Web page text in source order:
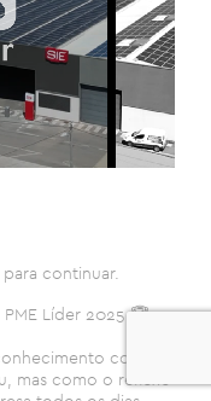
continuar.
Líder 2025 🏆
com
mas como o reflexo